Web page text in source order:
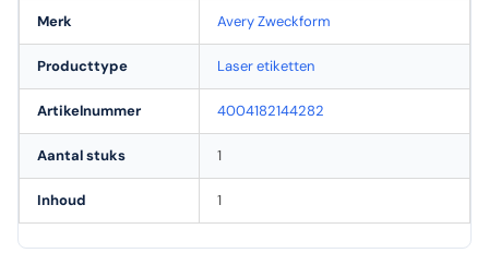
Merk Avery Zweckform
Producttype Laser etiketten
Artikelnummer 4004182144282
Aantal stuks 1
Inhoud 1